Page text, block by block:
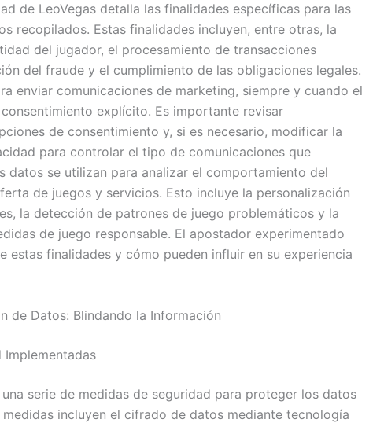
de LeoVegas detalla las finalidades específicas para las
recopilados. Estas finalidades incluyen, entre otras, la
del jugador, el procesamiento de transacciones
del fraude y el cumplimiento de las obligaciones legales.
enviar comunicaciones de marketing, siempre y cuando el
explícito. Es importante revisar
de consentimiento y, si es necesario, modificar la
para controlar el tipo de comunicaciones que
datos se utilizan para analizar el comportamiento del
de juegos y servicios. Esto incluye la personalización
la detección de patrones de juego problemáticos y la
de juego responsable. El apostador experimentado
estas finalidades y cómo pueden influir en su experiencia
de Datos: Blindando la Información
Implementadas
serie de medidas de seguridad para proteger los datos
medidas incluyen el cifrado de datos mediante tecnología